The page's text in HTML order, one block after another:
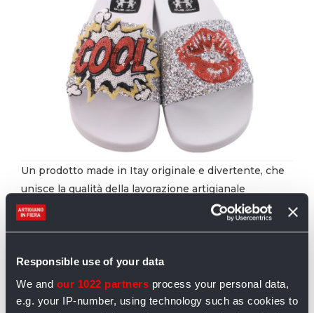
Responsible use of your data
We and our 1022 partners process your personal data,
e.g. your IP-number, using technology such as cookies to
Un prodotto made in Itay originale e divertente, che
unisce la qualità della lavorazione artigianale
all’estetica pop. Queste ciabatte sono in plastica
anallergica e sono caratterizzate da una tomaia con
Pow o Cool realizzate in pailettes. Ideali per la
piscina e per la spiaggia, sono pratiche e leggere.
Disponibili sia in bianco che in nero.